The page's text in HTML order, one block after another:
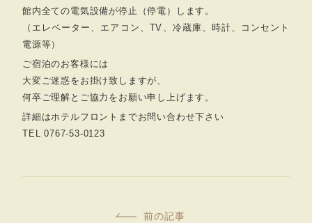
館内全ての電気設備が停止（停電）します。
（エレベーター、エアコン、TV、冷蔵庫、時計、コンセント
電源等）
ご宿泊のお客様には
大変ご迷惑をお掛け致しますが、
何卒ご理解とご協力をお願い申し上げます。
詳細はホテルフロントまでお問い合わせ下さい
TEL 0767-53-0123
前の記事